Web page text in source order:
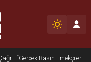
İşgaline Geçit Yok!